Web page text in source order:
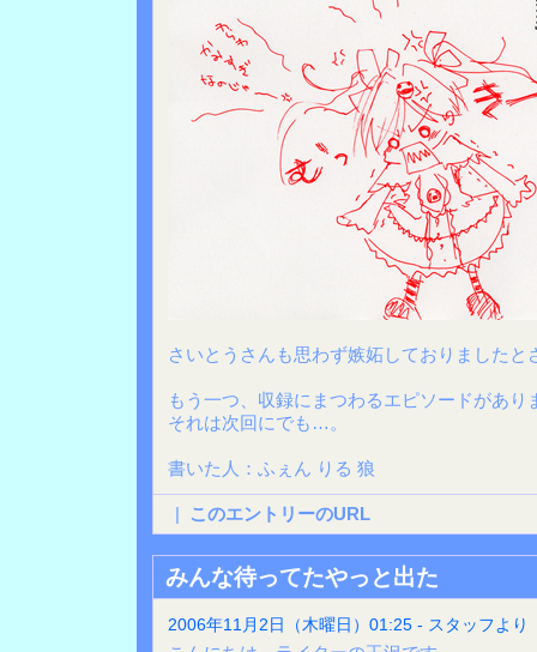
さいとうさんも思わず嫉妬しておりましたと
もう一つ、収録にまつわるエピソードがあり
それは次回にでも…。
書いた人：ふぇん りる 狼
| このエントリーのURL
みんな待ってたやっと出た
2006年11月2日（木曜日）01:25 - スタッフより